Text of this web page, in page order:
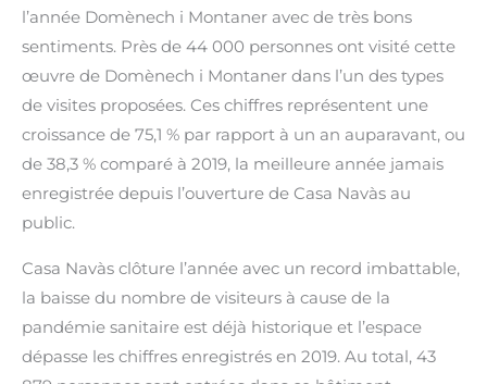
l’année Domènech i Montaner avec de très bons
sentiments. Près de 44 000 personnes ont visité cette
œuvre de Domènech i Montaner dans l’un des types
de visites proposées. Ces chiffres représentent une
croissance de 75,1 % par rapport à un an auparavant, ou
de 38,3 % comparé à 2019, la meilleure année jamais
enregistrée depuis l’ouverture de Casa Navàs au
public.
Casa Navàs clôture l’année avec un record imbattable,
la baisse du nombre de visiteurs à cause de la
pandémie sanitaire est déjà historique et l’espace
dépasse les chiffres enregistrés en 2019. Au total, 43